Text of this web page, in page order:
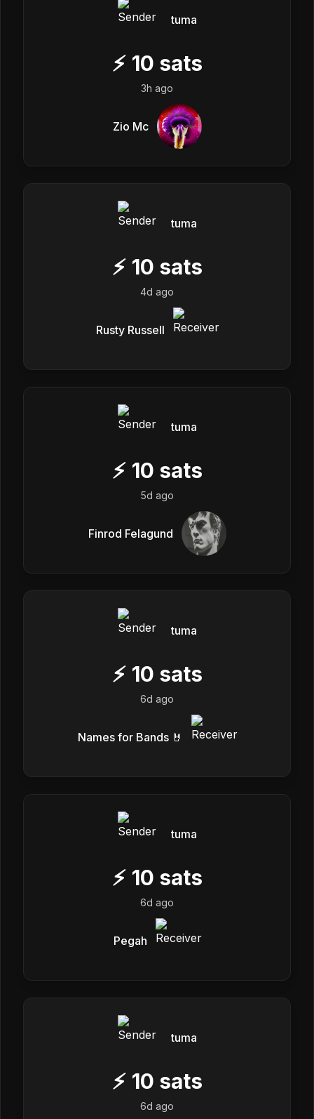
tuma
⚡ 10 sats
3h ago
Zio Mc
tuma
⚡ 10 sats
4d ago
Rusty Russell
tuma
⚡ 10 sats
5d ago
Finrod Felagund
tuma
⚡ 10 sats
6d ago
Names for Bands 🤘
tuma
⚡ 10 sats
6d ago
Pegah
tuma
⚡ 10 sats
6d ago